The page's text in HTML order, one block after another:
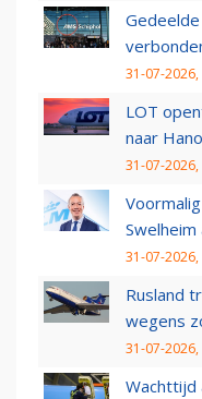
31-07-2026,
LOT
naar
31-07-2026,
Swelheim
31-07-2026,
Rusland
wegens
31-07-2026,
Wachttijd